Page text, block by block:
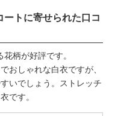
トに寄せられた口コ
柄が好評です。
おしゃれな白衣ですが、
いでしょう。ストレッチ
です。